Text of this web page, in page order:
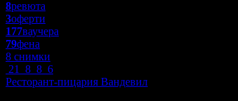
8ревюта
3оферти
177ваучера
79фена
8 снимки
21
8 8 6
Ресторант-пицария Вандевил